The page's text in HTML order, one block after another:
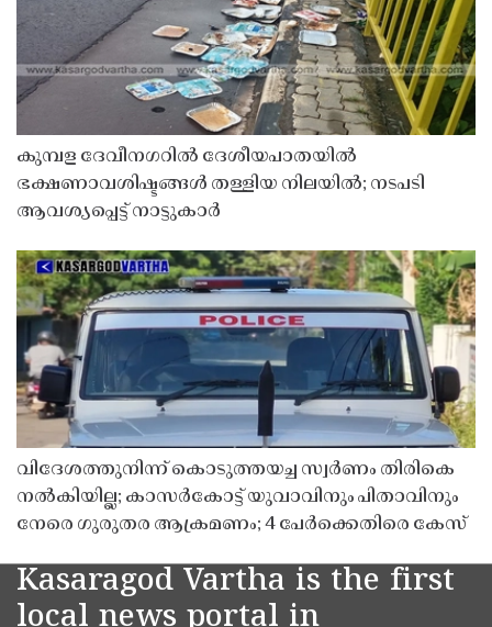
കുമ്പള ദേവീനഗറിൽ ദേശീയപാതയിൽ
ഭക്ഷണാവശിഷ്ടങ്ങൾ തള്ളിയ നിലയിൽ; നടപടി
ആവശ്യപ്പെട്ട് നാട്ടുകാർ
വിദേശത്തുനിന്ന് കൊടുത്തയച്ച സ്വർണം തിരികെ
നൽകിയില്ല; കാസർകോട്ട് യുവാവിനും പിതാവിനും
നേരെ ഗുരുതര ആക്രമണം; 4 പേർക്കെതിരെ കേസ്
Kasaragod Vartha is the first
local news portal in